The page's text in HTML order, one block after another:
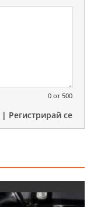
0 от 500
| Регистрирай се